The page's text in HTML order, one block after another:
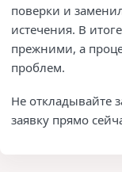
поверки и
истечения. В
прежними, а
проблем.
Не откладывайте
заявку прямо